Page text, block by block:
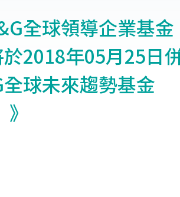
全球領導企業基金
2018年05月25日
全球未來趨勢基金